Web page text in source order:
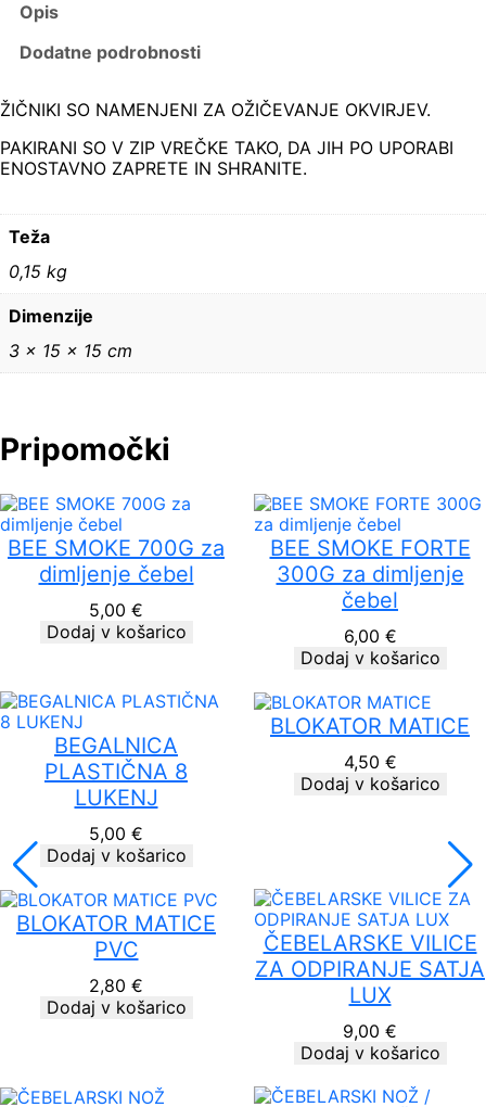
1
8
m
m
,
0
Opis
Dodatne podrobnosti
ŽIČNIKI SO NAMENJENI ZA OŽIČEVANJE OKVIRJEV.
PAKIRANI SO V ZIP VREČKE TAKO, DA JIH PO UPORABI
ENOSTAVNO ZAPRETE IN SHRANITE.
Teža
0,15 kg
Dimenzije
3 × 15 × 15 cm
Pripomočki
BEE SMOKE 700G za
dimljenje čebel
5,00 €
Dodaj v košarico
BEE SMOKE FORTE
300G za dimljenje
čebel
6,00 €
Dodaj v košarico
BEGALNICA
PLASTIČNA 8
LUKENJ
5,00 €
Dodaj v košarico
BLOKATOR MATICE
4,50 €
Dodaj v košarico
BLOKATOR MATICE
PVC
2,80 €
Dodaj v košarico
ČEBELARSKE VILICE
ZA ODPIRANJE SATJA
LUX
9,00 €
Dodaj v košarico